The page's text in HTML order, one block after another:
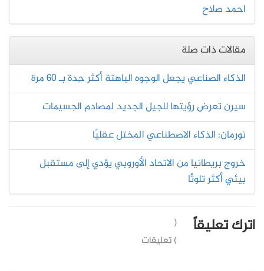
احمد صلاح
مقالات ذات صلة
الذكاء الصناعي يجعل الوجوه الباهتة أكثر حِدة بـ 60 مرة
سيرن تعرض رؤيتها للجيل الجديد لمصادم الجسيمات
نورمان: الذكاء الاصطناعي المختل عقليًا
خروج بريطانيا من الاتحاد الأوروبي يؤدي إلى مستقبل
بيئي أكثر تلوثًا
اترك تعليقاً
(
) تعليقات